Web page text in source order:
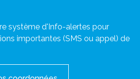
système d'Info-alertes pour
importantes (SMS ou appel) de